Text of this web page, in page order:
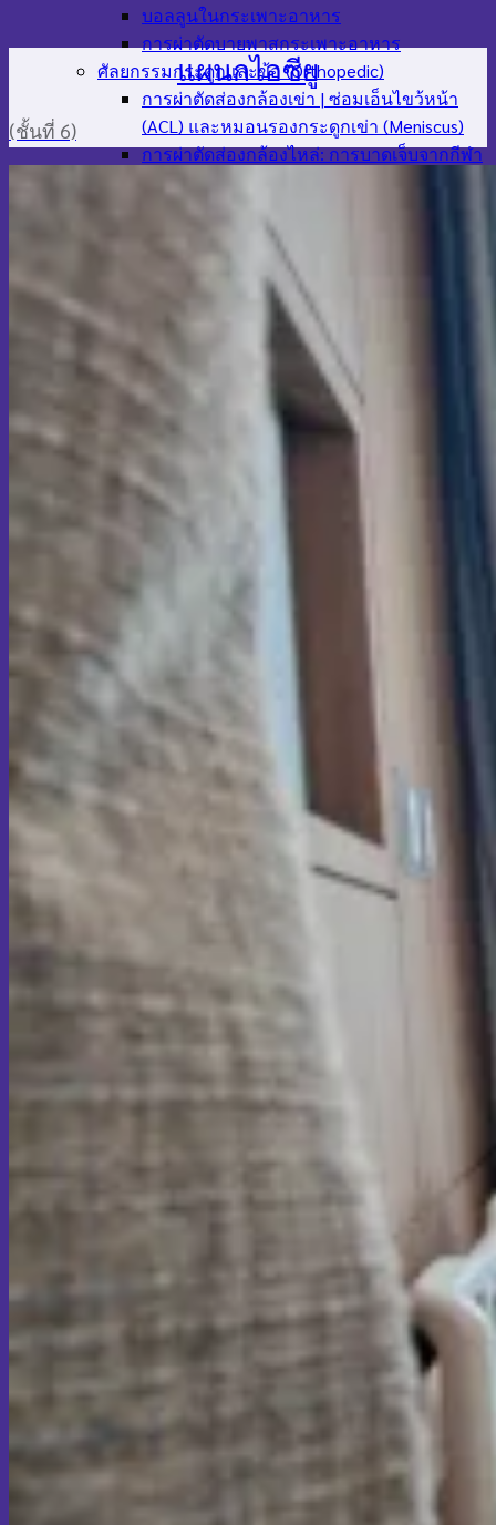
บอลลูนในกระเพาะอาหาร
การผ่าตัดบายพาสกระเพาะอาหาร
ศัลยกรรมกระดูกและข้อ (Orthopedic)
การผ่าตัดส่องกล้องเข่า | ซ่อมเอ็นไขว้หน้า
(ACL) และหมอนรองกระดูกเข่า (Meniscus)
การผ่าตัดส่องกล้องไหล่: การบาดเจ็บจากกีฬา
นิ้วหัวแม่เท้าเอียง (ฮัลลักซ์ วัลกัส)
การซ่อมไส้เลื่อนแบบส่องกล้อง
การตัดไส้ติ่งแบบส่องกล้อง
การผ่าตัดริดสีดวงทวาร (Hemorrhoidectomy)
การผ่าตัดทางนรีเวช (Gynecologic)
การผ่าตัดมดลูก (Hysterectomy)
การผ่าตัดตัดก้อนเนื้องอกมดลูก
การผ่าตัดถุงน้ำรังไข่
ศัลยกรรมตกแต่งแก้ไขฟื้นฟูโครงสร้าง
การผ่าตัดสร้างหัวนมใหม่
การผ่าตัดสร้างเต้านมใหม่
การผ่าตัดซ่อมแซมปากแหว่งเพดานโหว่
ความผิดรูปผนังทรวงอก (เช่น กลุ่มอาการโพล
ศัลยกรรมข้ามเพศ
การผ่าตัดหน้าอกแบบสองรอยกรีด
การผ่าตัดมดลูกผ่านกล้อง
การผ่าตัดมดลูกทางช่องคลอด
เตรียมตัวก่อนแปลงเพศ
เทคนิค NPI หมอเชฏ
ผลข้างเคียงหลังผ่าตัด
ปรับใบหน้าให้เป็นหญิง
กรอลูกกระเดือก
การลดกระดูกสันคิ้ว
ยกคิ้วแบบเทคนิคเปิด
ศัลยกรรมยกริมฝีปาก
ปรับรูปร่างให้ดูเป็นหญิง
ปรับเสียงให้เป็นผู้หญิง
เสริมหน้าอก (MTF)
ลดความกว้างของไหล่
ลดขนาดเอว
เสริมก้น
โรคติดต่อทางเพศสัมพันธ์
การสนับสนุนด้านสุขภาพจิต
แผนกไอซียู
(ชั้นที่ 6)